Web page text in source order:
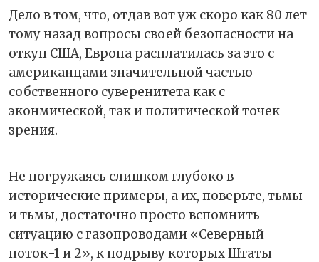
Дело в том, что, отдав вот уж скоро как 80 лет
тому назад вопросы своей безопасности на
откуп США, Европа расплатилась за это с
американцами значительной частью
собственного суверенитета как с
эконмической, так и политической точек
зрения.
Не погружаясь слишком глубоко в
исторические примеры, а их, поверьте, тьмы
и тьмы, достаточно просто вспомнить
ситуацию с газопроводами «Северный
поток-1 и 2», к подрыву которых Штаты